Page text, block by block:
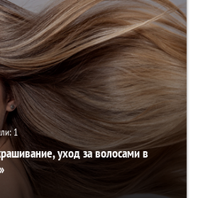
1
уход за волосами в